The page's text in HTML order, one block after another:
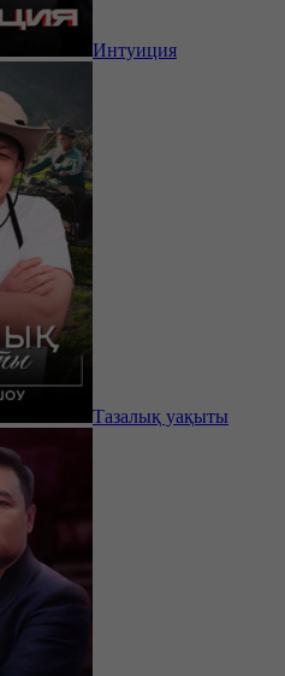
Интуиция
Тазалық уақыты